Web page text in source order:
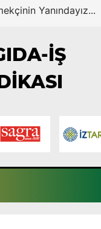
Yanındayız...
İŞ